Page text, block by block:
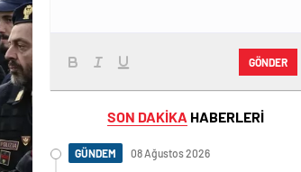
GÖNDER
SON DAKİKA HABERLERİ
GÜNDEM 08 Ağustos 2026